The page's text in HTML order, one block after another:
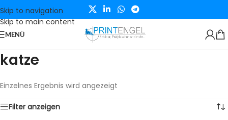
Skip to navigation
Skip to main content
MENÜ
katze
Einzelnes Ergebnis wird angezeigt
Filter anzeigen